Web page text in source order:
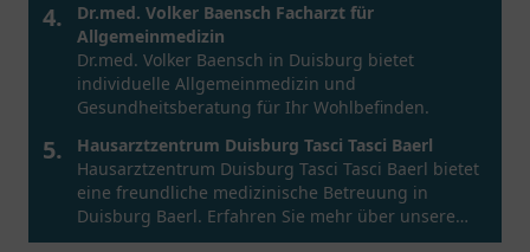
4.
Dr.med. Volker Baensch Facharzt für
Allgemeinmedizin
Dr.med. Volker Baensch in Duisburg bietet
individuelle Allgemeinmedizin und
Gesundheitsberatung für Ihr Wohlbefinden.
5.
Hausarztzentrum Duisburg Tasci Tasci Baerl
Hausarztzentrum Duisburg Tasci Tasci Baerl bietet
eine freundliche medizinische Betreuung in
Duisburg Baerl. Erfahren Sie mehr über unsere
Dienstleistungen.